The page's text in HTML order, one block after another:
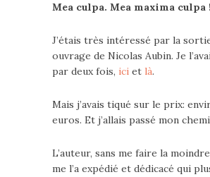
Mea culpa. Mea maxima culpa !
J’étais très intéressé par la
ouvrage de Nicolas Aubin. Je
par deux fois, ici et là.
Mais j’avais tiqué sur le prix:
euros. Et j’allais passé mon
L’auteur, sans me faire la
me l’a expédié et dédicacé qui